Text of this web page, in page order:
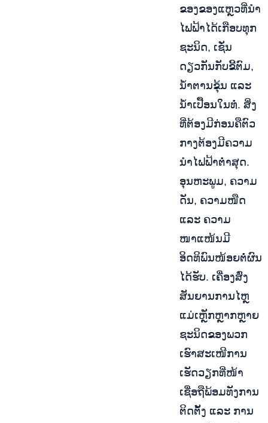
ຂອງຂອງແຫຼວທີ່ນຳ
ໄຟຟ້າໄດ້ເກືອບທຸກ
ຊະນິດ, ເຊັ່ນ
ດຽວກັນກັບຂີ້ຕົມ,
ນ້ຳຕານຂຸ້ນ ແລະ
ນ້ຳເປື້ອນໃນທໍ່. ສິ່ງ
ທີ່ຕ້ອງມີກ່ອນຄືຕົວ
ກາງຕ້ອງມີຄວາມ
ນຳໄຟຟ້າຕໍ່າສຸດ.
ອຸນຫະພູມ, ຄວາມ
ດັນ, ຄວາມໜືດ
ແລະ ຄວາມ
ໜາແໜ້ນມີ
ອິດທິພົນໜ້ອຍຕໍ່ຜົນ
ໄດ້ຮັບ. ເຄື່ອງສົ່ງ
ສັນຍານການໄຫຼ
ແມ່ເຫຼັກຫຼາກຫຼາຍ
ຊະນິດຂອງພວກ
ເຮົາສະເໜີການ
ເຮັດວຽກທີ່ໜ້າ
ເຊື່ອຖືພ້ອມທັງການ
ຕິດຕັ້ງ ແລະ ການ